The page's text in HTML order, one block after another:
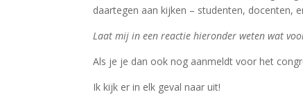
daartegen aan kijken – studenten, docenten,
Laat mij in een reactie hieronder weten wat
Als je je dan ook nog aanmeldt voor het
Ik kijk er in elk geval naar uit!